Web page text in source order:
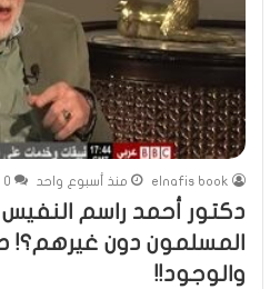
elnafis book منذ أسبوع واحد 0
دكتور أحمد راسم النفيس
المسلمون دون غيرهم؟!
والوجود!!